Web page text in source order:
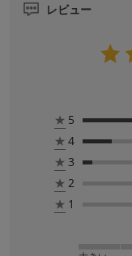
レビュー
★ 5
★ 4
★ 3
★ 2
★ 1